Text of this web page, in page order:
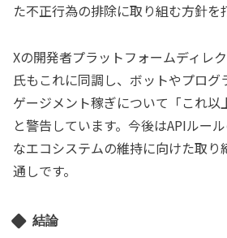
た不正行為の排除に取り組む方針を
Xの開発者プラットフォームディレ
氏もこれに同調し、ボットやプログ
ゲージメント稼ぎについて「これ以
と警告しています。今後はAPIルー
なエコシステムの維持に向けた取り
通しです。
結論